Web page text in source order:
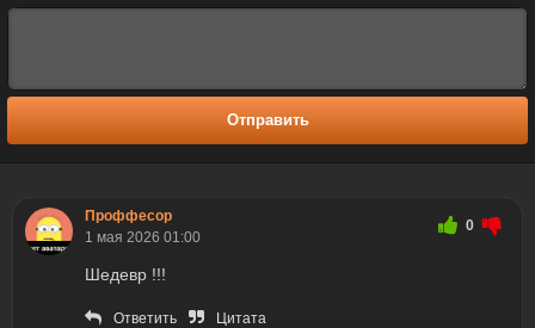
Отправить
Проффесор
1 мая 2026 01:00
0
Шедевр !!!
Ответить Цитата